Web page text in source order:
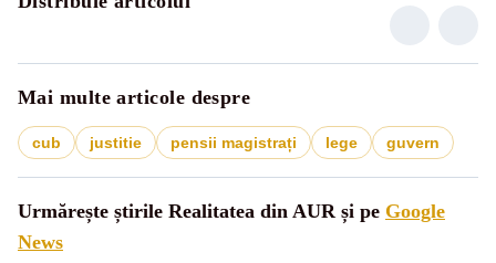
Mai multe articole despre
cub justitie pensii magistrați lege guvern
Urmărește știrile Realitatea din AUR și pe Google
News